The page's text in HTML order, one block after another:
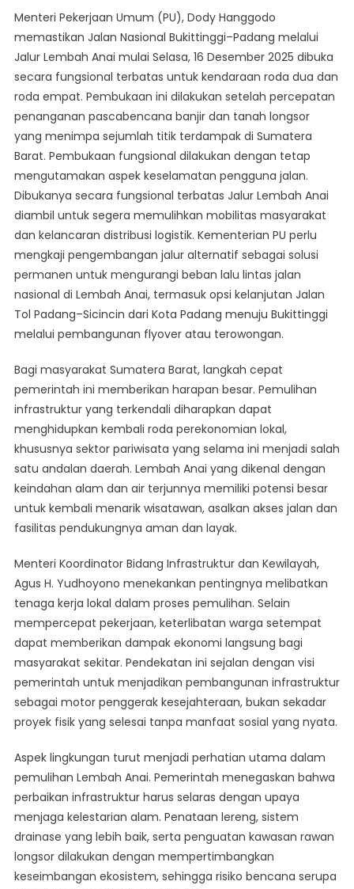
Menteri Pekerjaan Umum (PU), Dody Hanggodo
memastikan Jalan Nasional Bukittinggi–Padang melalui
Jalur Lembah Anai mulai Selasa, 16 Desember 2025 dibuka
secara fungsional terbatas untuk kendaraan roda dua dan
roda empat. Pembukaan ini dilakukan setelah percepatan
penanganan pascabencana banjir dan tanah longsor
yang menimpa sejumlah titik terdampak di Sumatera
Barat. Pembukaan fungsional dilakukan dengan tetap
mengutamakan aspek keselamatan pengguna jalan.
Dibukanya secara fungsional terbatas Jalur Lembah Anai
diambil untuk segera memulihkan mobilitas masyarakat
dan kelancaran distribusi logistik. Kementerian PU perlu
mengkaji pengembangan jalur alternatif sebagai solusi
permanen untuk mengurangi beban lalu lintas jalan
nasional di Lembah Anai, termasuk opsi kelanjutan Jalan
Tol Padang–Sicincin dari Kota Padang menuju Bukittinggi
melalui pembangunan flyover atau terowongan.
Bagi masyarakat Sumatera Barat, langkah cepat
pemerintah ini memberikan harapan besar. Pemulihan
infrastruktur yang terkendali diharapkan dapat
menghidupkan kembali roda perekonomian lokal,
khususnya sektor pariwisata yang selama ini menjadi salah
satu andalan daerah. Lembah Anai yang dikenal dengan
keindahan alam dan air terjunnya memiliki potensi besar
untuk kembali menarik wisatawan, asalkan akses jalan dan
fasilitas pendukungnya aman dan layak.
Menteri Koordinator Bidang Infrastruktur dan Kewilayah,
Agus H. Yudhoyono menekankan pentingnya melibatkan
tenaga kerja lokal dalam proses pemulihan. Selain
mempercepat pekerjaan, keterlibatan warga setempat
dapat memberikan dampak ekonomi langsung bagi
masyarakat sekitar. Pendekatan ini sejalan dengan visi
pemerintah untuk menjadikan pembangunan infrastruktur
sebagai motor penggerak kesejahteraan, bukan sekadar
proyek fisik yang selesai tanpa manfaat sosial yang nyata.
Aspek lingkungan turut menjadi perhatian utama dalam
pemulihan Lembah Anai. Pemerintah menegaskan bahwa
perbaikan infrastruktur harus selaras dengan upaya
menjaga kelestarian alam. Penataan lereng, sistem
drainase yang lebih baik, serta penguatan kawasan rawan
longsor dilakukan dengan mempertimbangkan
keseimbangan ekosistem, sehingga risiko bencana serupa